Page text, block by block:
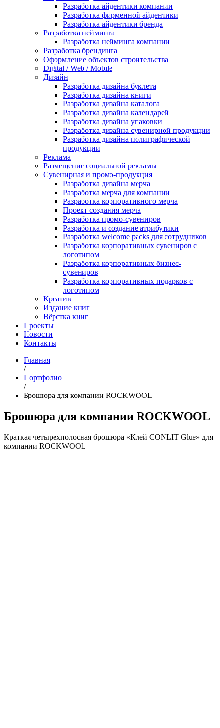
Разработка айдентики компании
Разработка фирменной айдентики
Разработка айдентики бренда
Разработка нейминга
Разработка нейминга компании
Разработка брендинга
Оформление объектов строительства
Digital / Web / Mobile
Дизайн
Разработка дизайна буклета
Разработка дизайна книги
Разработка дизайна каталога
Разработка дизайна календарей
Разработка дизайна упаковки
Разработка дизайна сувенирной продукции
Разработка дизайна полиграфической
продукции
Реклама
Размещение социальной рекламы
Сувенирная и промо-продукция
Разработка дизайна мерча
Разработка мерча для компании
Разработка корпоративного мерча
Проект создания мерча
Разработка промо-сувениров
Разработка и создание атрибутики
Разработка welcome packs для сотрудников
Разработка корпоративных сувениров с
логотипом
Разработка корпоративных бизнес-
сувениров
Разработка корпоративных подарков с
логотипом
Креатив
Издание книг
Вёрстка книг
Проекты
Новости
Контакты
Главная
/
Портфолио
/
Брошюра для компании ROCKWOOL
Брошюра для компании ROCKWOOL
Краткая четырехполосная брошюра «Клей CONLIT Glue» для
компании ROCKWOOL